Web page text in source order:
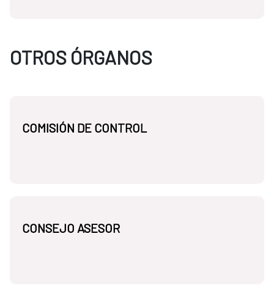
OTROS ÓRGANOS
COMISIÓN DE CONTROL
CONSEJO ASESOR